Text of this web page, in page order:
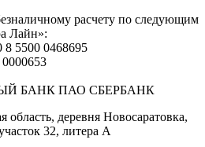
расчету по следующим
Лайн»:
8 5500 0468695
БАНК ПАО СБЕРБАНК
деревня Новосаратовка,
32, литера А